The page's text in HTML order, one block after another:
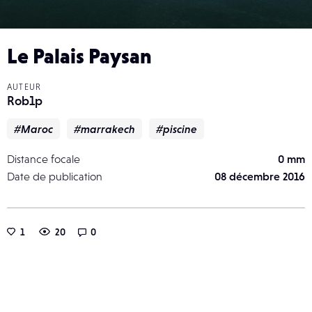
Le Palais Paysan
AUTEUR
Rob1p
#Maroc #marrakech #piscine
Distance focale
0 mm
Date de publication
08 décembre 2016
1 20 0